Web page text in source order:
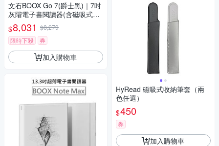
文石BOOX Go 7(爵士黑)｜7吋
灰階電子書閱讀器(含磁吸式皮
套)【皮套組】
$8,031 $8,279
限時下殺
券
加入購物車
HyRead 磁吸式收納筆套（兩
色任選）
$450
券
加入購物車